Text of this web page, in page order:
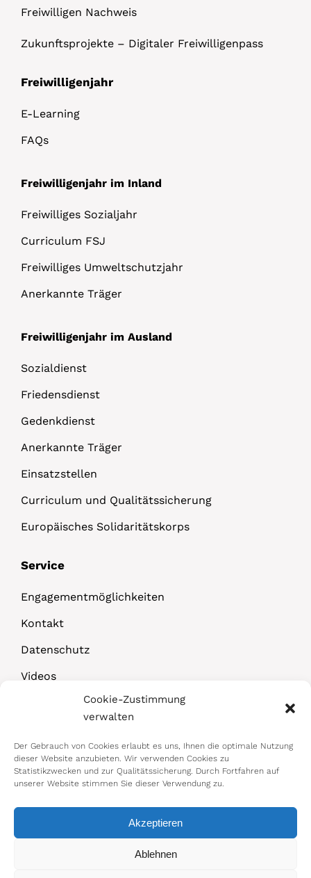
Cookie-Zustimmung
verwalten
Der Gebrauch von Cookies erlaubt es uns, Ihnen die optimale Nutzung
dieser Website anzubieten. Wir verwenden Cookies zu
Statistikzwecken und zur Qualitätssicherung. Durch Fortfahren auf
unserer Website stimmen Sie dieser Verwendung zu.
Akzeptieren
Ablehnen
Freiwilligen Nachweis
Zukunftsprojekte – Digitaler Freiwilligenpass
Freiwilligenjahr
E-Learning
FAQs
Freiwilligenjahr im Inland
Freiwilliges Sozialjahr
Curriculum FSJ
Freiwilliges Umweltschutzjahr
Anerkannte Träger
Freiwilligenjahr im Ausland
Sozialdienst
Friedensdienst
Gedenkdienst
Anerkannte Träger
Einsatzstellen
Curriculum und Qualitätssicherung
Europäisches Solidaritätskorps
Service
Engagementmöglichkeiten
Kontakt
Datenschutz
Videos
© 2026 Bundesministerium für Arbeit,